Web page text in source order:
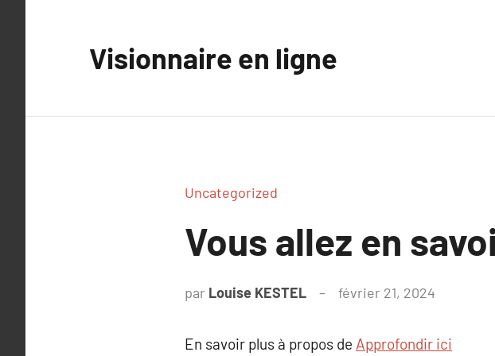
Visionnaire en ligne
Uncategorized
Vous allez en
par Louise KESTEL février 21, 2024
En savoir plus à propos de Approfondir ici